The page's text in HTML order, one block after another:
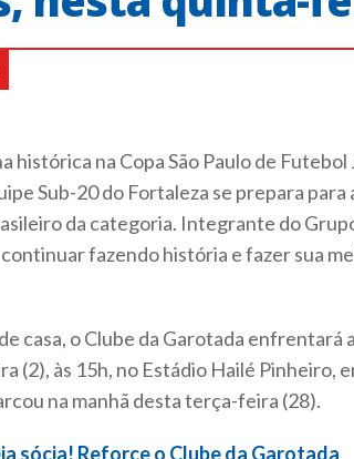
histórica na Copa São Paulo de
Sub-20 do Fortaleza se prepara para
da categoria. Integrante do
fazendo história e fazer sua
casa, o Clube da Garotada enfrentará
(2), às 15h, no Estádio Hailé Pinheiro,
na manhã desta terça-feira (28).
sócia! Reforce o Clube da Garotada